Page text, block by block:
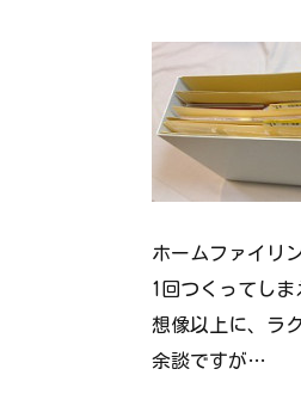
ホームファイリ
1回つくってしま
想像以上に、ラ
余談ですが…